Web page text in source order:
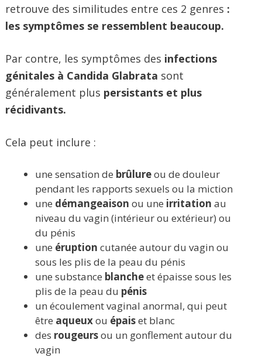
retrouve des similitudes entre ces 2 genres :
les symptômes se ressemblent beaucoup.
Par contre, les symptômes des infections
génitales à Candida Glabrata sont
généralement plus persistants et plus
récidivants.
Cela peut inclure :
une sensation de brûlureou de douleur
pendant les rapports sexuels ou la miction
une démangeaison ou une irritation au
niveau du vagin (intérieur ou extérieur) ou
du pénis
une éruption cutanée autour du vagin ou
sous les plis de la peau du pénis
une substance blancheet épaisse sous les
plis de la peau du pénis
un écoulement vaginal anormal, qui peut
être aqueuxou épaiset blanc
des rougeursou un gonflement autour du
vagin